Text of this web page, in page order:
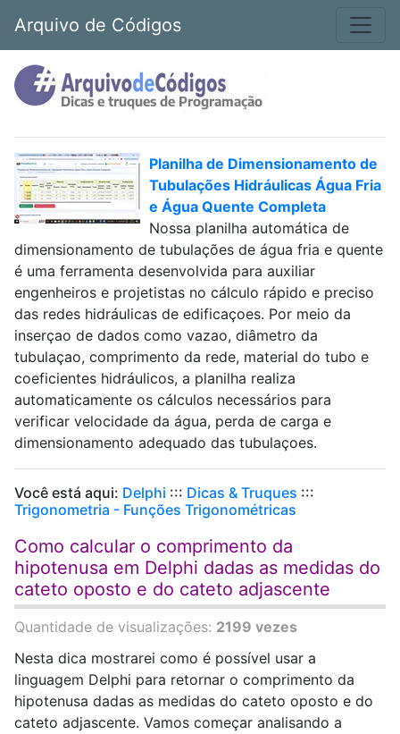
Arquivo de Códigos
Planilha de Dimensionamento de
Tubulações Hidráulicas Água Fria
e Água Quente Completa
Nossa planilha automática de
dimensionamento de tubulações de água fria e quente
é uma ferramenta desenvolvida para auxiliar
engenheiros e projetistas no cálculo rápido e preciso
das redes hidráulicas de edificaçoes. Por meio da
inserçao de dados como vazao, diâmetro da
tubulaçao, comprimento da rede, material do tubo e
coeficientes hidráulicos, a planilha realiza
automaticamente os cálculos necessários para
verificar velocidade da água, perda de carga e
dimensionamento adequado das tubulaçoes.
Você está aqui: Delphi ::: Dicas & Truques :::
Trigonometria - Funções Trigonométricas
Como calcular o comprimento da
hipotenusa em Delphi dadas as medidas do
cateto oposto e do cateto adjascente
Quantidade de visualizações: 2199 vezes
Nesta dica mostrarei como é possível usar a
linguagem Delphi para retornar o comprimento da
hipotenusa dadas as medidas do cateto oposto e do
cateto adjascente. Vamos começar analisando a